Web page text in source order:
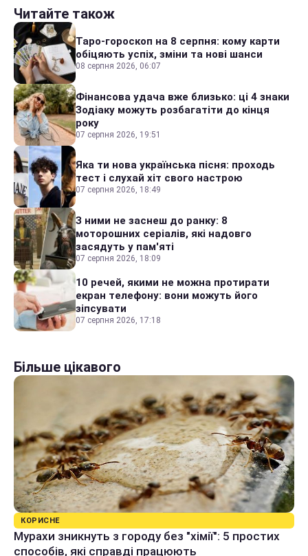
Читайте також
Таро-гороскоп на 8 серпня: кому карти
обіцяють успіх, зміни та нові шанси
08 серпня 2026, 06:07
Фінансова удача вже близько: ці 4 знаки
Зодіаку можуть розбагатіти до кінця
року
07 серпня 2026, 19:51
Яка ти нова українська пісня: проходь
тест і слухай хіт свого настрою
07 серпня 2026, 18:49
З ними не заснеш до ранку: 8
моторошних серіалів, які надовго
засядуть у пам'яті
07 серпня 2026, 18:09
10 речей, якими не можна протирати
екран телефону: вони можуть його
зіпсувати
07 серпня 2026, 17:18
Більше цікавого
КОРИСНЕ
Мурахи зникнуть з городу без "хімії": 5 простих
способів, які справді працюють